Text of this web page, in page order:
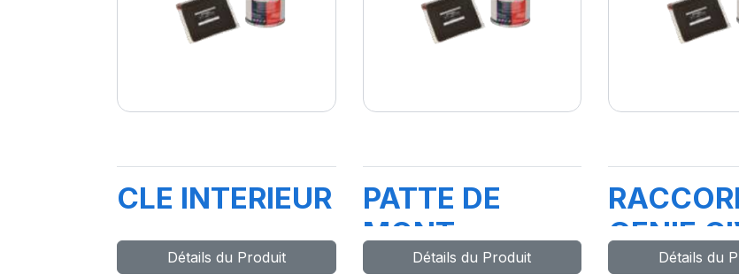
CLE INTERIEUR
Détails du Produit
PATTE DE
MONT
P.CAM4KG
Détails du Produit
GENIE
Détails du